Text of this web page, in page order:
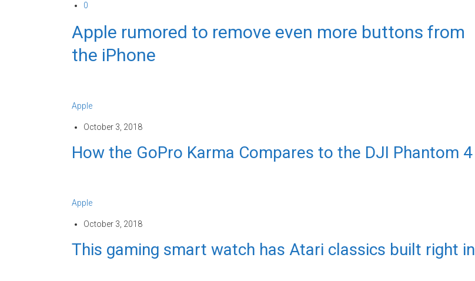
0
Apple rumored to remove even more buttons from
the iPhone
Apple
October 3, 2018
How the GoPro Karma Compares to the DJI Phantom 4
Apple
October 3, 2018
This gaming smart watch has Atari classics built right in